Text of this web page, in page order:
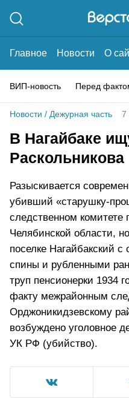
Главное Новости О
ВИП-новость Перед
Новости / Дежурная часть 7
В Нагайбаке
Раскольникова
Разыскивается
убивший «старушку-
следственном комитете
Челябинской области,
поселке Нагайбакский
спины и рубленными
труп пенсионерки 1934
факту межрайонным
Орджоникидзевскому
возбуждено уголовное
УК РФ (убийство).